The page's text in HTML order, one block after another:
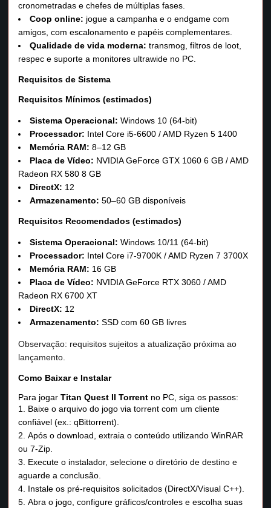
cronometradas e chefes de múltiplas fases.
Coop online: jogue a campanha e o endgame com
amigos, com escalonamento e papéis complementares.
Qualidade de vida moderna: transmog, filtros de loot,
respec e suporte a monitores ultrawide no PC.
Requisitos de Sistema
Requisitos Mínimos (estimados)
Sistema Operacional: Windows 10 (64-bit)
Processador: Intel Core i5-6600 / AMD Ryzen 5 1400
Memória RAM: 8–12 GB
Placa de Vídeo: NVIDIA GeForce GTX 1060 6 GB / AMD
Radeon RX 580 8 GB
DirectX: 12
Armazenamento: 50–60 GB disponíveis
Requisitos Recomendados (estimados)
Sistema Operacional: Windows 10/11 (64-bit)
Processador: Intel Core i7-9700K / AMD Ryzen 7 3700X
Memória RAM: 16 GB
Placa de Vídeo: NVIDIA GeForce RTX 3060 / AMD
Radeon RX 6700 XT
DirectX: 12
Armazenamento: SSD com 60 GB livres
Observação: requisitos sujeitos a atualização próxima ao
lançamento.
Como Baixar e Instalar
Para jogarTitan Quest II Torrent no PC, siga os passos:
Baixe o arquivo do jogo via torrent com um cliente
confiável (ex.: qBittorrent).
Após o download, extraia o conteúdo utilizando WinRAR
ou 7‑Zip.
Execute o instalador, selecione o diretório de destino e
aguarde a conclusão.
Instale os pré‑requisitos solicitados (DirectX/Visual C++).
Abra o jogo, configure gráficos/controles e escolha suas